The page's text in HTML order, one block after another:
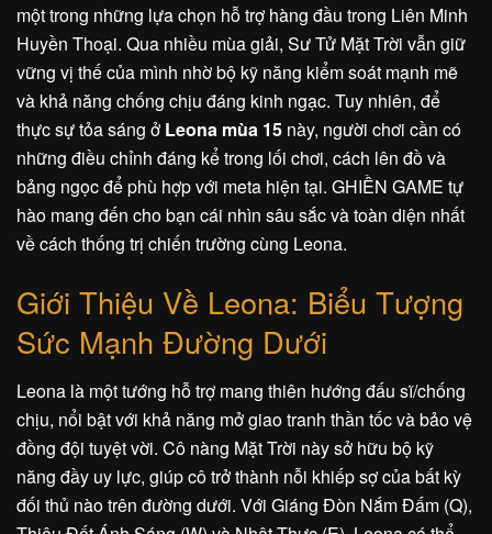
một trong những lựa chọn hỗ trợ hàng đầu trong Liên Minh
Huyền Thoại. Qua nhiều mùa giải, Sư Tử Mặt Trời vẫn giữ
vững vị thế của mình nhờ bộ kỹ năng kiểm soát mạnh mẽ
và khả năng chống chịu đáng kinh ngạc. Tuy nhiên, để
thực sự tỏa sáng ở Leona mùa 15 này, người chơi cần có
những điều chỉnh đáng kể trong lối chơi, cách lên đồ và
bảng ngọc để phù hợp với meta hiện tại. GHIỀN GAME tự
hào mang đến cho bạn cái nhìn sâu sắc và toàn diện nhất
về cách thống trị chiến trường cùng Leona.
Giới Thiệu Về Leona: Biểu Tượng
Sức Mạnh Đường Dưới
Leona là một tướng hỗ trợ mang thiên hướng đấu sĩ/chống
chịu, nổi bật với khả năng mở giao tranh thần tốc và bảo vệ
đồng đội tuyệt vời. Cô nàng Mặt Trời này sở hữu bộ kỹ
năng đầy uy lực, giúp cô trở thành nỗi khiếp sợ của bất kỳ
đối thủ nào trên đường dưới. Với Giáng Đòn Nắm Đấm (Q),